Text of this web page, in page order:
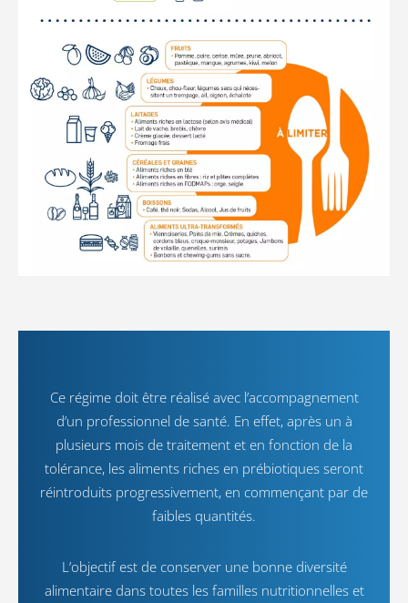
Ce régime doit être réalisé avec l’accompagnement
d’un professionnel de santé. En effet, après un à
plusieurs mois de traitement et en fonction de la
tolérance, les aliments riches en prébiotiques seront
réintroduits progressivement, en commençant par de
faibles quantités.
L’objectif est de conserver une bonne diversité
alimentaire dans toutes les familles nutritionnelles et